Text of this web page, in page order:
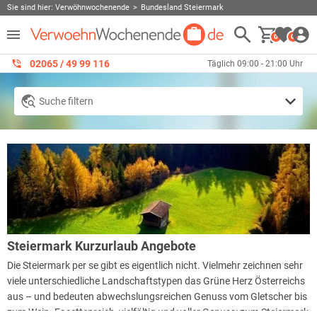
Sie sind hier: Verwöhnwochenende Bundesland Steiermark
0 0
02065 / 49 ‌99 116 Täglich 09:00 - 21:00 Uhr
Suche filtern
Steiermark Kurzurlaub Angebote
Die Steiermark per se gibt es eigentlich nicht. Vielmehr zeichnen sehr
viele unterschiedliche Landschaftstypen das Grüne Herz Österreichs
aus – und bedeuten abwechslungsreichen Genuss vom Gletscher bis
zum Wein. Facettenreich, vielfältig und voller Genuss: zum Steiermark